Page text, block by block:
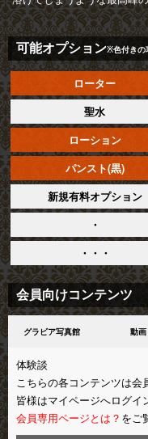
可能オプション※色付きの
ローター
聖水
ローション
パンスト(黒)
新規有料オプション
・
・・・
会員向けコンテンツ
グラビア写真館 動画
体験談
こちらの各コンテンツは
皆様はマイページへログイ
会員専用ページとは？ をご